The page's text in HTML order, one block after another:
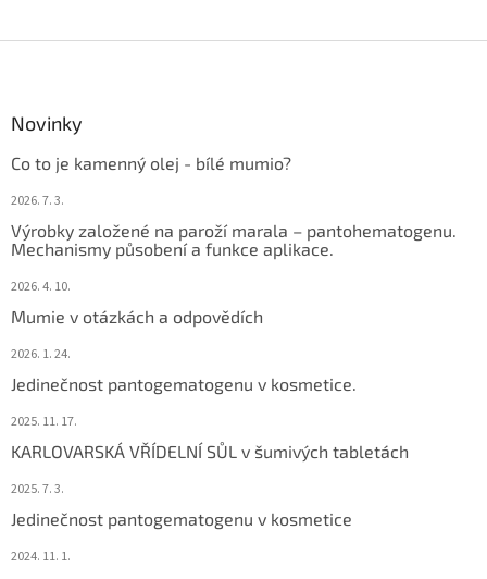
Novinky
Co to je kamenný olej - bílé mumio?
2026. 7. 3.
Výrobky založené na paroží marala – pantohematogenu.
Mechanismy působení a funkce aplikace.
2026. 4. 10.
Mumie v otázkách a odpovědích
2026. 1. 24.
Jedinečnost pantogematogenu v kosmetice.
2025. 11. 17.
KARLOVARSKÁ VŘÍDELNÍ SŮL v šumivých tabletách
2025. 7. 3.
Jedinečnost pantogematogenu v kosmetice
2024. 11. 1.